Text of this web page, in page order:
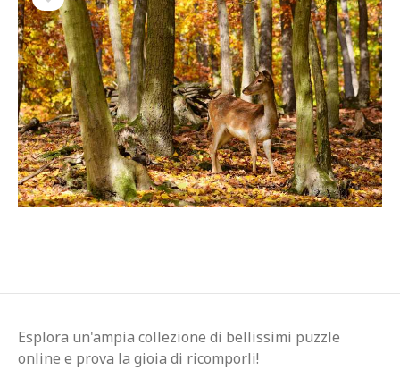
Esplora un'ampia collezione di bellissimi puzzle
online e prova la gioia di ricomporli!